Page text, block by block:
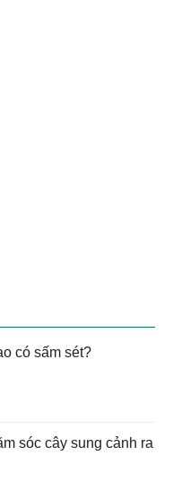
có sấm sét?
sóc cây sung cảnh ra